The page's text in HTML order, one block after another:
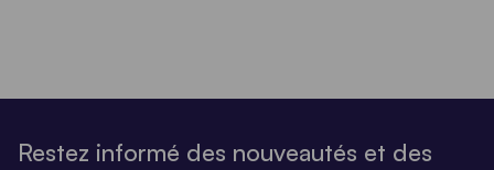
Restez informé des nouveautés et des